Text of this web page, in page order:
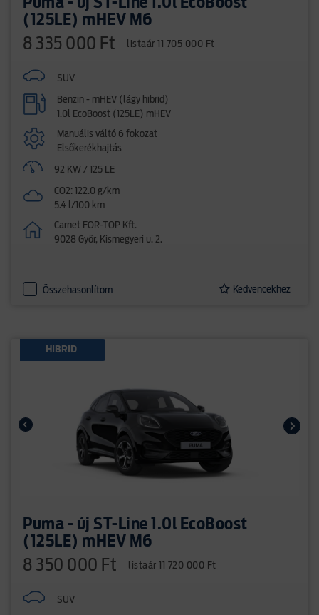
(125LE) mHEV M6
8 335 000 Ft listaár 11 705 000 Ft
SUV
Benzin - mHEV (lágy hibrid)
1.0l EcoBoost (125LE) mHEV
Manuális váltó 6 fokozat
Elsőkerékhajtás
92 KW / 125 LE
CO2: 122.0 g/km
5.4 l/100 km
Carnet FOR-TOP Kft.
9028 Győr, Kismegyeri u. 2.
Összehasonlítom Kedvencekhez
HIBRID
Puma - új ST-Line 1.0l EcoBoost
(125LE) mHEV M6
8 350 000 Ft listaár 11 720 000 Ft
SUV